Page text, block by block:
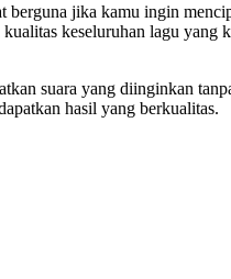
jika kamu ingin
keseluruhan lagu yang
suara yang diinginkan
hasil yang berkualitas.